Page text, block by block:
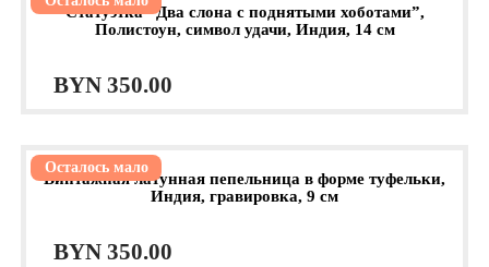
BYN 820.00.
Статуэтка “Два слона с поднятыми хоботами”,
Полистоун, символ удачи, Индия, 14 см
BYN 350.00
Осталось мало
Винтажная латунная пепельница в форме туфельки,
Индия, гравировка, 9 см
BYN 350.00